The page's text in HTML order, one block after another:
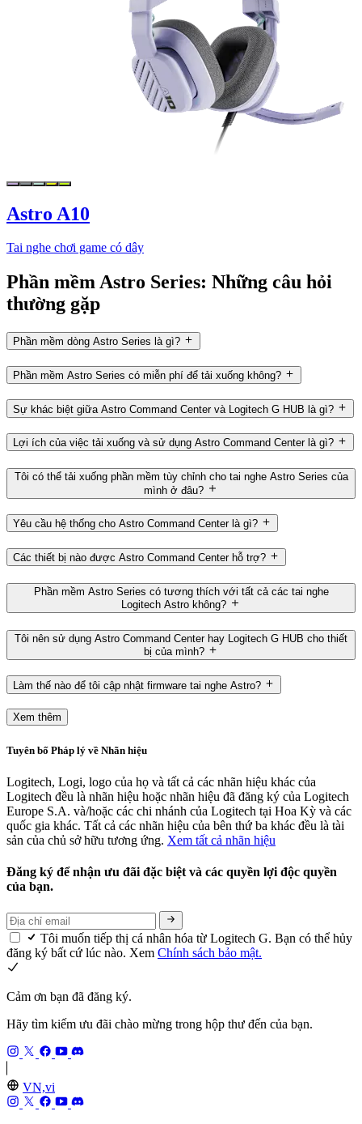
Astro A10
Tai nghe chơi game có dây
Phần mềm Astro Series: Những câu hỏi
thường gặp
Phần mềm dòng Astro Series là gì?
Phần mềm Astro Series có miễn phí để tải xuống không?
Sự khác biệt giữa Astro Command Center và Logitech G HUB là gì?
Lợi ích của việc tải xuống và sử dụng Astro Command Center là gì?
Tôi có thể tải xuống phần mềm tùy chỉnh cho tai nghe Astro Series của
mình ở đâu?
Yêu cầu hệ thống cho Astro Command Center là gì?
Các thiết bị nào được Astro Command Center hỗ trợ?
Phần mềm Astro Series có tương thích với tất cả các tai nghe
Logitech Astro không?
Tôi nên sử dụng Astro Command Center hay Logitech G HUB cho thiết
bị của mình?
Làm thế nào để tôi cập nhật firmware tai nghe Astro?
Xem thêm
Tuyên bố Pháp lý về Nhãn hiệu
Logitech, Logi, logo của họ và tất cả các nhãn hiệu khác của
Logitech đều là nhãn hiệu hoặc nhãn hiệu đã đăng ký của Logitech
Europe S.A. và/hoặc các chi nhánh của Logitech tại Hoa Kỳ và các
quốc gia khác. Tất cả các nhãn hiệu của bên thứ ba khác đều là tài
sản của chủ sở hữu tương ứng. Xem tất cả nhãn hiệu
Đăng ký để nhận ưu đãi đặc biệt và các quyền lợi độc quyền
của bạn.
Tôi muốn tiếp thị cá nhân hóa từ Logitech G. Bạn có thể hủy
đăng ký bất cứ lúc nào. Xem Chính sách bảo mật.
Cảm ơn bạn đã đăng ký.
Hãy tìm kiếm ưu đãi chào mừng trong hộp thư đến của bạn.
VN,vi